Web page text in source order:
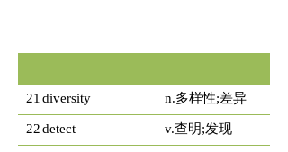
21 diversity n.多样性;差异
22detect v.查明;发现